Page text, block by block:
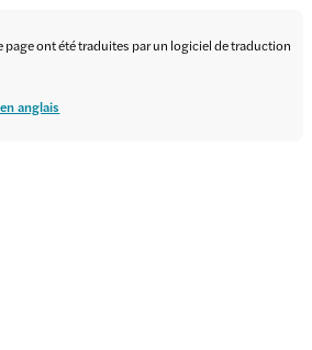
page ont été traduites par un logiciel de traduction
anglais